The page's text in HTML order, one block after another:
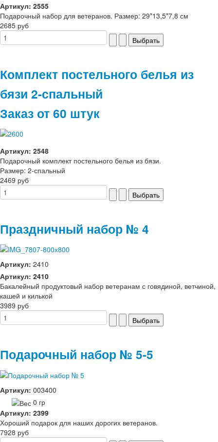
Артикул: 2555
Подарочный набор для ветеранов. Размер: 29*13,5*7,8 см
2685 руб
Комплект постельного белья из
бязи 2-спальный
Заказ от 60 штук
Артикул: 2548
Подарочный комплект постельного белья из бязи.
Размер: 2-спальный
2469 руб
Праздничный набор № 4
Артикул: 2410
Артикул: 2410
Бакалейный продуктовый набор ветеранам с говядиной, ветчиной,
кашей и килькой
3989 руб
Подарочный набор № 5-5
Артикул: 003400
0 гр
Артикул: 2399
Хороший подарок для наших дорогих ветеранов.
7928 руб